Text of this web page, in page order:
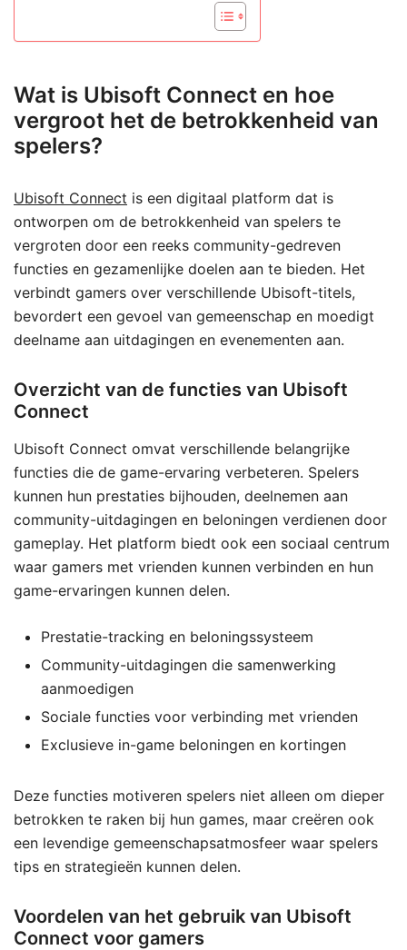
Wat is Ubisoft Connect en hoe
vergroot het de betrokkenheid van
spelers?
Ubisoft Connect is een digitaal platform dat is
ontworpen om de betrokkenheid van spelers te
vergroten door een reeks community-gedreven
functies en gezamenlijke doelen aan te bieden. Het
verbindt gamers over verschillende Ubisoft-titels,
bevordert een gevoel van gemeenschap en moedigt
deelname aan uitdagingen en evenementen aan.
Overzicht van de functies van Ubisoft
Connect
Ubisoft Connect omvat verschillende belangrijke
functies die de game-ervaring verbeteren. Spelers
kunnen hun prestaties bijhouden, deelnemen aan
community-uitdagingen en beloningen verdienen door
gameplay. Het platform biedt ook een sociaal centrum
waar gamers met vrienden kunnen verbinden en hun
game-ervaringen kunnen delen.
Prestatie-tracking en beloningssysteem
Community-uitdagingen die samenwerking
aanmoedigen
Sociale functies voor verbinding met vrienden
Exclusieve in-game beloningen en kortingen
Deze functies motiveren spelers niet alleen om dieper
betrokken te raken bij hun games, maar creëren ook
een levendige gemeenschapsatmosfeer waar spelers
tips en strategieën kunnen delen.
Voordelen van het gebruik van Ubisoft
Connect voor gamers